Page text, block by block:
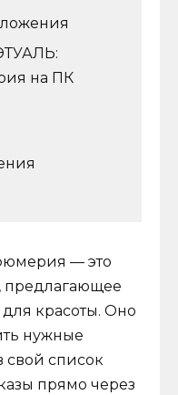
на ПК
— это
предлагающее
красоты. Оно
нужные
свой список
прямо через